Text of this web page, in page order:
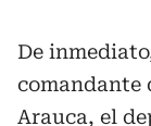
De
comandante
Arauca, el